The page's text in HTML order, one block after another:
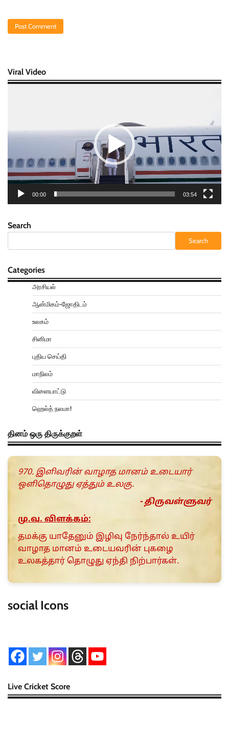
Viral Video
00:00 03:54
Search
Search
Categories
அரசியல்
ஆன்மிகம்-ஜோதிடம்
உலகம்
சினிமா
புதிய செய்தி
மாநிலம்
விளையாட்டு
ஹெல்த் நலமா!
தினம் ஒரு திருக்குறள்
970. இளிவரின் வாழாத மானம் உடையார்
ஒளிதொழுது ஏத்தும் உலகு.
- திருவள்ளுவர்
மு.வ. விளக்கம்:
தமக்கு யாதேனும் இழிவு நேர்ந்தால் உயிர்
வாழாத மானம் உடையவரின் புகழை
உலகத்தார் தொழுது ஏந்தி நிற்பார்கள்.
social Icons
Live Cricket Score